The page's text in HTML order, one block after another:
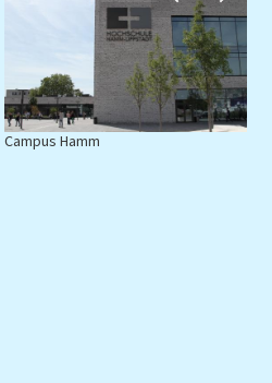
Campus Hamm